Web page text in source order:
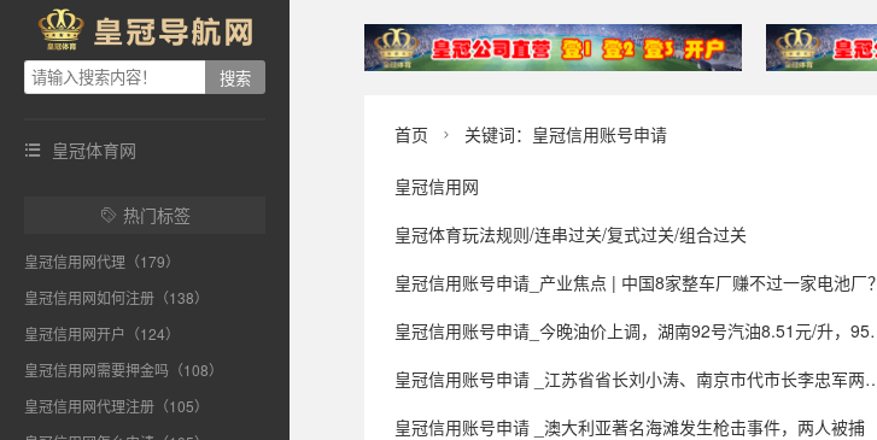
 皇冠体育网
 热门标签
皇冠信用网代理（179）
皇冠信用网如何注册（138）
皇冠信用网开户（124）
皇冠信用网需要押金吗（108）
皇冠信用网代理注册（105）
首页  关键词：皇冠信用账号申请
皇冠信用网
皇冠体育玩法规则/连串过关/复式过关/组合过关
皇冠信用账号申请_产业焦点 | 中国8家整车厂赚不过一家电池厂？
皇冠信用账号申请_今晚油价上调，湖南92号汽油8.51元/升，95号汽油9.04元/升
皇冠信用账号申请 _江苏省省长刘小涛、南京市代市长李忠军两个月内先后调研，南京栖霞这家企业什么来头？
皇冠信用账号申请 _澳大利亚著名海滩发生枪击事件，两人被捕